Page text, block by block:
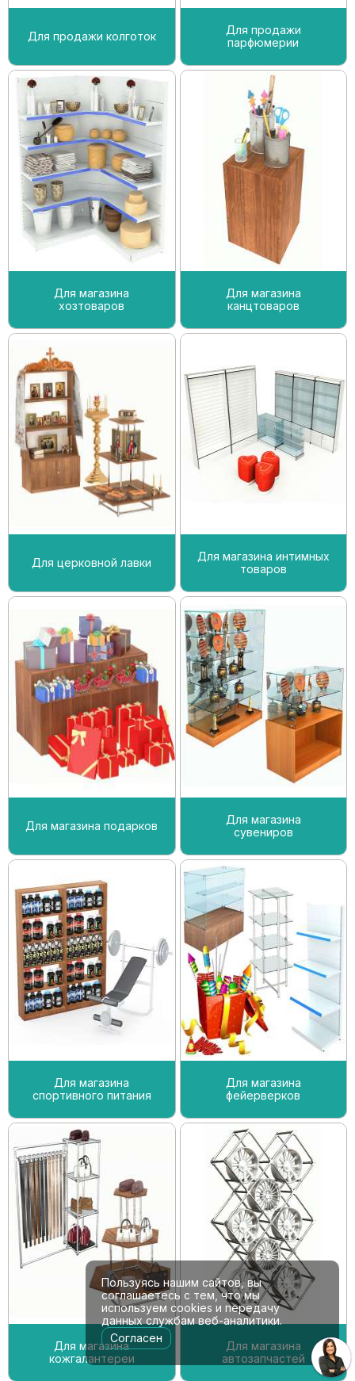
Для продажи колготок
Для продажи
парфюмерии
Для магазина
хозтоваров
Для магазина
канцтоваров
Для церковной лавки
Для магазина интимных
товаров
Для магазина подарков
Для магазина
сувениров
Для магазина
спортивного питания
Для магазина
фейерверков
Для магазина
кожгалантереи
Для магазина
автозапчастей
Пользуясь нашим сайтов, вы
соглашаетесь с тем, что мы
используем cookies и передачу
данных службам веб-аналитики.
Согласен